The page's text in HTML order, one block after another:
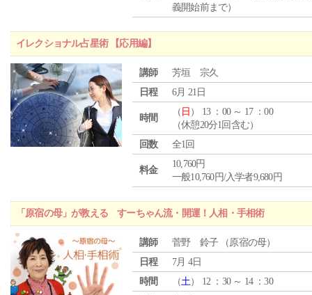
義開始前まで）
イレクショナル占星術 【応用編】
講師
芳垣 宗久
日程
6月 21日
時間
（ 日 ） 13 ：00 ～ 17 ：00
（休憩20分1回含む）
回数
全1回
料金
10,760円
一般10,760円/入学者9,680円
「原宿の母」が教える すーちゃん流・開運！人相・手相術
講師
菅野 鈴子 （原宿の母）
日程
7月 4日
時間
（土） 12 ：30 ～ 14 ：30